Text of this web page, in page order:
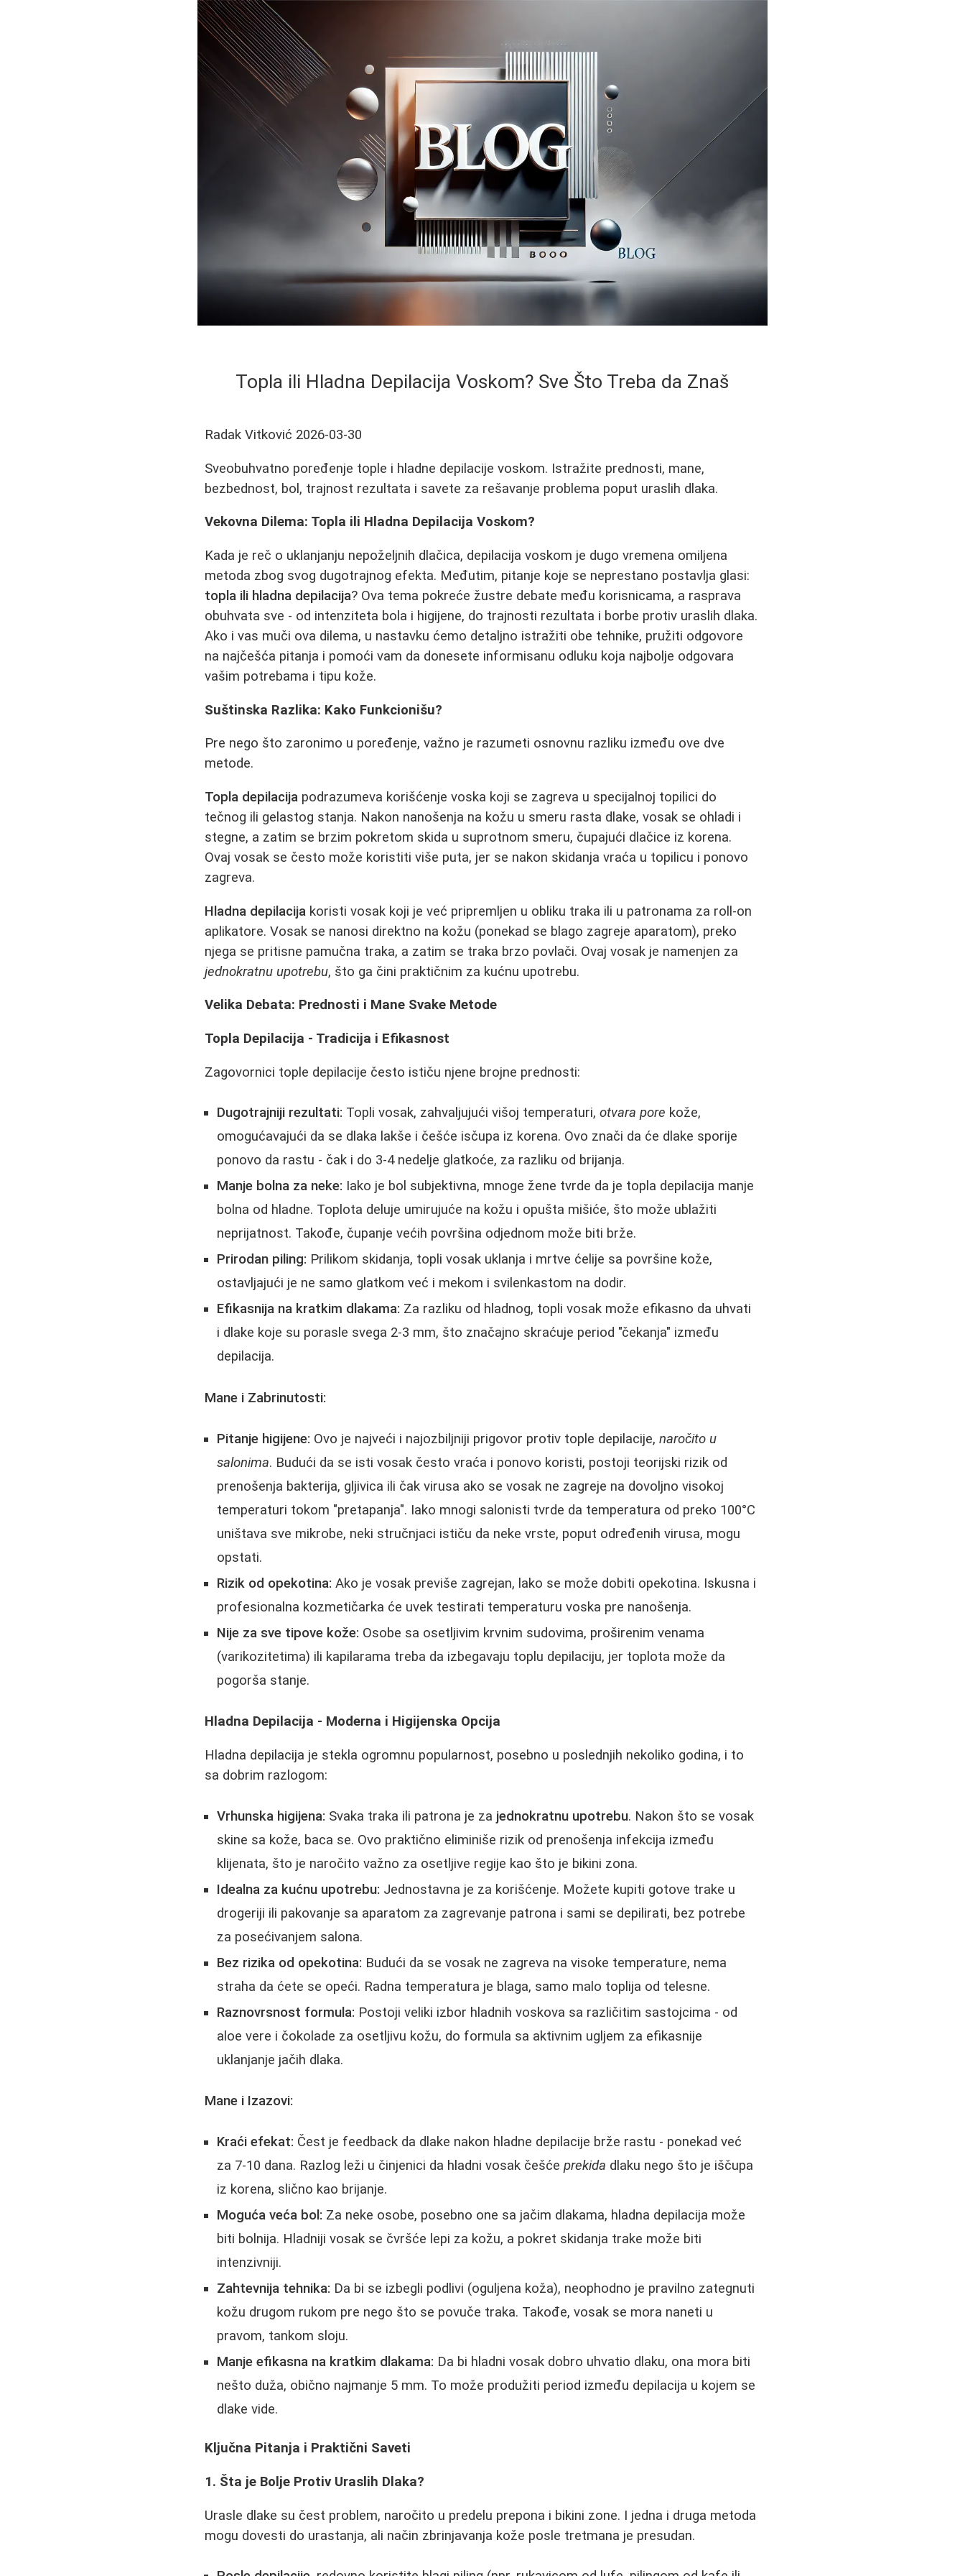
Topla ili Hladna Depilacija Voskom? Sve Što Treba da Znaš
Radak Vitković 2026-03-30
Sveobuhvatno poređenje tople i hladne depilacije voskom. Istražite prednosti, mane,
bezbednost, bol, trajnost rezultata i savete za rešavanje problema poput uraslih dlaka.
Vekovna Dilema: Topla ili Hladna Depilacija Voskom?
Kada je reč o uklanjanju nepoželjnih dlačica, depilacija voskom je dugo vremena omiljena
metoda zbog svog dugotrajnog efekta. Međutim, pitanje koje se neprestano postavlja glasi:
topla ili hladna depilacija? Ova tema pokreće žustre debate među korisnicama, a rasprava
obuhvata sve - od intenziteta bola i higijene, do trajnosti rezultata i borbe protiv uraslih dlaka.
Ako i vas muči ova dilema, u nastavku ćemo detaljno istražiti obe tehnike, pružiti odgovore
na najčešća pitanja i pomoći vam da donesete informisanu odluku koja najbolje odgovara
vašim potrebama i tipu kože.
Suštinska Razlika: Kako Funkcionišu?
Pre nego što zaronimo u poređenje, važno je razumeti osnovnu razliku između ove dve
metode.
Topla depilacija podrazumeva korišćenje voska koji se zagreva u specijalnoj topilici do
tečnog ili gelastog stanja. Nakon nanošenja na kožu u smeru rasta dlake, vosak se ohladi i
stegne, a zatim se brzim pokretom skida u suprotnom smeru, čupajući dlačice iz korena.
Ovaj vosak se često može koristiti više puta, jer se nakon skidanja vraća u topilicu i ponovo
zagreva.
Hladna depilacija koristi vosak koji je već pripremljen u obliku traka ili u patronama za roll-on
aplikatore. Vosak se nanosi direktno na kožu (ponekad se blago zagreje aparatom), preko
njega se pritisne pamučna traka, a zatim se traka brzo povlači. Ovaj vosak je namenjen za
jednokratnu upotrebu, što ga čini praktičnim za kućnu upotrebu.
Velika Debata: Prednosti i Mane Svake Metode
Topla Depilacija - Tradicija i Efikasnost
Zagovornici tople depilacije često ističu njene brojne prednosti:
Dugotrajniji rezultati: Topli vosak, zahvaljujući višoj temperaturi,otvara pore kože,
omogućavajući da se dlaka lakše i češće isčupa iz korena. Ovo znači da će dlake sporije
ponovo da rastu - čak i do 3-4 nedelje glatkoće, za razliku od brijanja.
Manje bolna za neke: Iako je bol subjektivna, mnoge žene tvrde da je topla depilacija manje
bolna od hladne. Toplota deluje umirujuće na kožu i opušta mišiće, što može ublažiti
neprijatnost. Takođe, čupanje većih površina odjednom može biti brže.
Prirodan piling: Prilikom skidanja, topli vosak uklanja i mrtve ćelije sa površine kože,
ostavljajući je ne samo glatkom već i mekom i svilenkastom na dodir.
Efikasnija na kratkim dlakama: Za razliku od hladnog, topli vosak može efikasno da uhvati
i dlake koje su porasle svega 2-3 mm, što značajno skraćuje period "čekanja" između
depilacija.
Mane i Zabrinutosti:
Pitanje higijene: Ovo je najveći i najozbiljniji prigovor protiv tople depilacije,naročito u
salonima. Budući da se isti vosak često vraća i ponovo koristi, postoji teorijski rizik od
prenošenja bakterija, gljivica ili čak virusa ako se vosak ne zagreje na dovoljno visokoj
temperaturi tokom "pretapanja". Iako mnogi salonisti tvrde da temperatura od preko 100°C
uništava sve mikrobe, neki stručnjaci ističu da neke vrste, poput određenih virusa, mogu
opstati.
Rizik od opekotina: Ako je vosak previše zagrejan, lako se može dobiti opekotina. Iskusna i
profesionalna kozmetičarka će uvek testirati temperaturu voska pre nanošenja.
Nije za sve tipove kože: Osobe sa osetljivim krvnim sudovima, proširenim venama
(varikozitetima) ili kapilarama treba da izbegavaju toplu depilaciju, jer toplota može da
pogorša stanje.
Hladna Depilacija - Moderna i Higijenska Opcija
Hladna depilacija je stekla ogromnu popularnost, posebno u poslednjih nekoliko godina, i to
sa dobrim razlogom:
Vrhunska higijena: Svaka traka ili patrona je za jednokratnu upotrebu. Nakon što se vosak
skine sa kože, baca se. Ovo praktično eliminiše rizik od prenošenja infekcija između
klijenata, što je naročito važno za osetljive regije kao što je bikini zona.
Idealna za kućnu upotrebu: Jednostavna je za korišćenje. Možete kupiti gotove trake u
drogeriji ili pakovanje sa aparatom za zagrevanje patrona i sami se depilirati, bez potrebe
za posećivanjem salona.
Bez rizika od opekotina: Budući da se vosak ne zagreva na visoke temperature, nema
straha da ćete se opeći. Radna temperatura je blaga, samo malo toplija od telesne.
Raznovrsnost formula: Postoji veliki izbor hladnih voskova sa različitim sastojcima - od
aloe vere i čokolade za osetljivu kožu, do formula sa aktivnim ugljem za efikasnije
uklanjanje jačih dlaka.
Mane i Izazovi:
Kraći efekat: Čest je feedback da dlake nakon hladne depilacije brže rastu - ponekad već
za 7-10 dana. Razlog leži u činjenici da hladni vosak češćeprekida dlaku nego što je iščupa
iz korena, slično kao brijanje.
Moguća veća bol: Za neke osobe, posebno one sa jačim dlakama, hladna depilacija može
biti bolnija. Hladniji vosak se čvršće lepi za kožu, a pokret skidanja trake može biti
intenzivniji.
Zahtevnija tehnika: Da bi se izbegli podlivi (oguljena koža), neophodno je pravilno zategnuti
kožu drugom rukom pre nego što se povuče traka. Takođe, vosak se mora naneti u
pravom, tankom sloju.
Manje efikasna na kratkim dlakama: Da bi hladni vosak dobro uhvatio dlaku, ona mora biti
nešto duža, obično najmanje 5 mm. To može produžiti period između depilacija u kojem se
dlake vide.
Ključna Pitanja i Praktični Saveti
1. Šta je Bolje Protiv Uraslih Dlaka?
Urasle dlake su čest problem, naročito u predelu prepona i bikini zone. I jedna i druga metoda
mogu dovesti do urastanja, ali način zbrinjavanja kože posle tretmana je presudan.